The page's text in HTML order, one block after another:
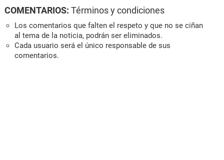
COMENTARIOS: Términos y condiciones
Los comentarios que falten el respeto y que no se ciñan
al tema de la noticia, podrán ser eliminados.
Cada usuario será el único responsable de sus
comentarios.